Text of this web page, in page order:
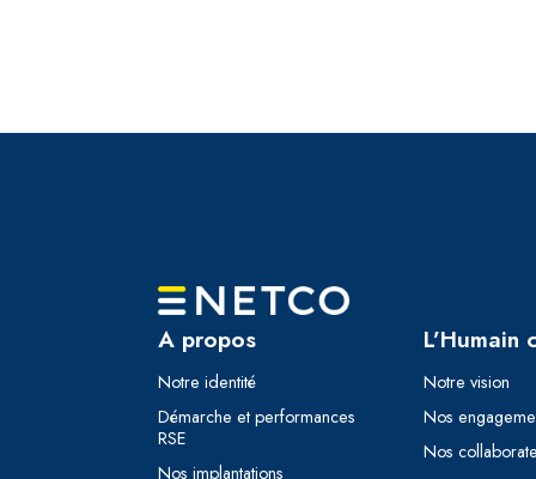
A propos
Notre identité
Démarche et performances
RSE
Nos implantations
L’Humain
Notre vision
Nos
Nos